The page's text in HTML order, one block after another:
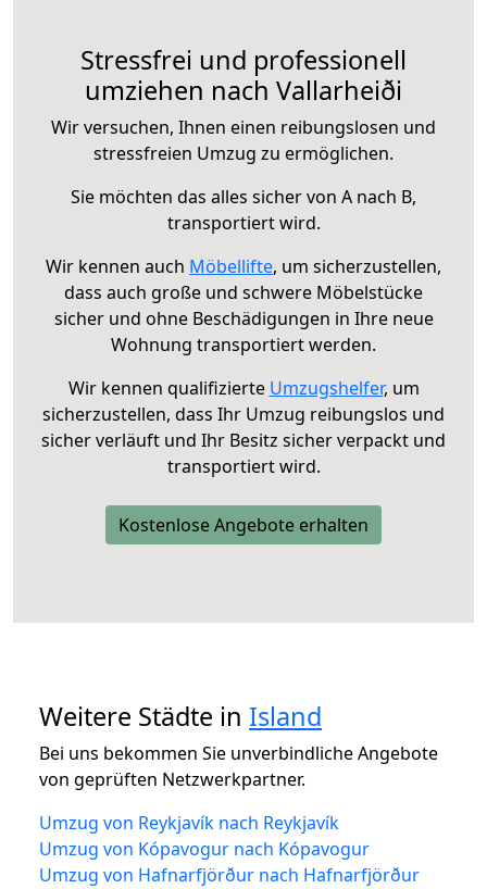
Stressfrei und professionell
umziehen nach Vallarheiði
Wir versuchen, Ihnen einen reibungslosen und
stressfreien Umzug zu ermöglichen.
Sie möchten das alles sicher von A nach B,
transportiert wird.
Wir kennen auch Möbellifte, um sicherzustellen,
dass auch große und schwere Möbelstücke
sicher und ohne Beschädigungen in Ihre neue
Wohnung transportiert werden.
Wir kennen qualifizierte Umzugshelfer, um
sicherzustellen, dass Ihr Umzug reibungslos und
sicher verläuft und Ihr Besitz sicher verpackt und
transportiert wird.
Kostenlose Angebote erhalten
Weitere Städte in Island
Bei uns bekommen Sie unverbindliche Angebote
von geprüften Netzwerkpartner.
Umzug von Reykjavík nach Reykjavík
Umzug von Kópavogur nach Kópavogur
Umzug von Hafnarfjörður nach Hafnarfjörður